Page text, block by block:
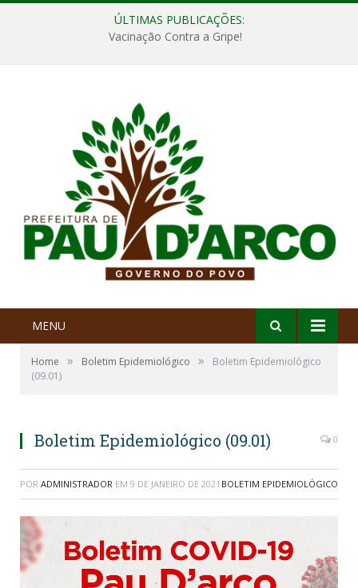
ÚLTIMAS PUBLICAÇÕES:
Vacinação Contra a Gripe!
MENU
Home » Boletim Epidemiológico »
Boletim Epidemiológico
(09.01)
Boletim Epidemiológico (09.01) 0
POR ADMINISTRADOR EM 9 DE JANEIRO DE 2021 BOLETIM EPIDEMIOLÓGICO